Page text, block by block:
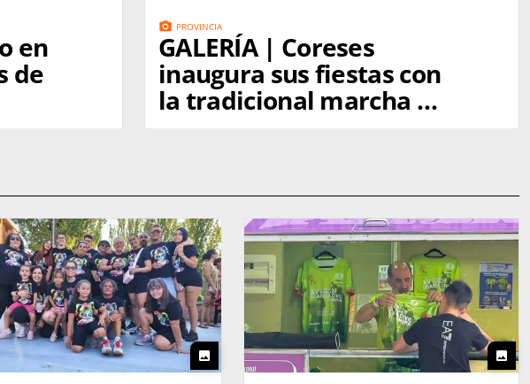
en
de
photo_camera PROVINCIA
GALERÍA | Coreses
inaugura sus fiestas con
la tradicional marcha a
photo photo